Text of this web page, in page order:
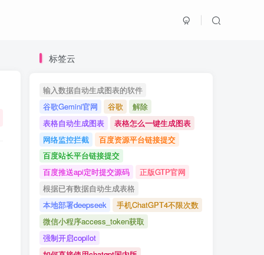
标签云
输入数据自动生成图表的软件
谷歌Gemini官网
谷歌
解除
表格自动生成图表
表格怎么一键生成图表
网络监控拦截
百度资源平台链接提交
百度站长平台链接提交
百度推送api定时提交源码
正版GTP官网
根据已有数据自动生成表格
本地部署deepseek
手机ChatGPT4不限次数
微信小程序access_token获取
强制开启copilot